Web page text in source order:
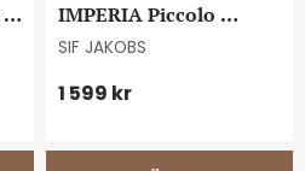
IMPERIA Piccolo
earrings
SIF JAKOBS
1 599 kr